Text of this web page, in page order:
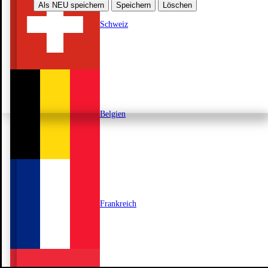
Als NEU speichern Speichern Löschen
Schweiz
Belgien
Frankreich